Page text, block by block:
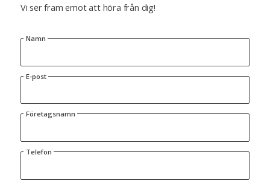
Vi ser fram emot att höra från dig!
Namn
E-post
Företagsnamn
Telefon